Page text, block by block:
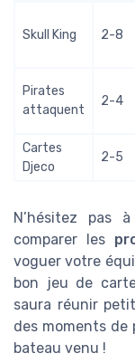
Skull King 2-8
Pirates
attaquent
2-4
Cartes
Djeco
2-5
N’hésitez pas
comparer les
voguer votre
bon jeu de
saura réunir
des moments
bateau venu !